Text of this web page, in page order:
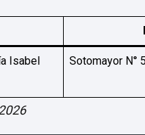
Isabel
Sotomayor N°